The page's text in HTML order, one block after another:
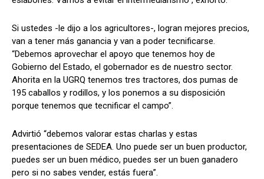
Si ustedes -le dijo a los agricultores-, logran mejores precios,
van a tener más ganancia y van a poder tecnificarse.
“Debemos aprovechar el apoyo que tenemos hoy de
Gobierno del Estado, el gobernador es de nuestro sector.
Ahorita en la UGRQ tenemos tres tractores, dos pumas de
195 caballos y rodillos, y los ponemos a su disposición
porque tenemos que tecnificar el campo”.
Advirtió “debemos valorar estas charlas y estas
presentaciones de SEDEA. Uno puede ser un buen productor,
puedes ser un buen médico, puedes ser un buen ganadero
pero si no sabes vender, estás fuera”.